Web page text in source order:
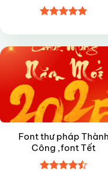
hạng4.85
Font thư pháp Thành
Công ,font Tết